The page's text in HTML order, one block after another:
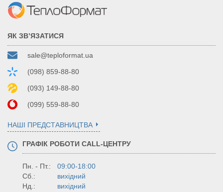
ЯК ЗВ’ЯЗАТИСЯ
sale@teploformat.ua
(098) 859-88-80
(093) 149-88-80
(099) 559-88-80
НАШІ ПРЕДСТАВНИЦТВА
ГРАФІК РОБОТИ CALL-ЦЕНТРУ
Пн. - Пт.:
09:00-18:00
Сб.:
вихідний
Нд.:
вихідний